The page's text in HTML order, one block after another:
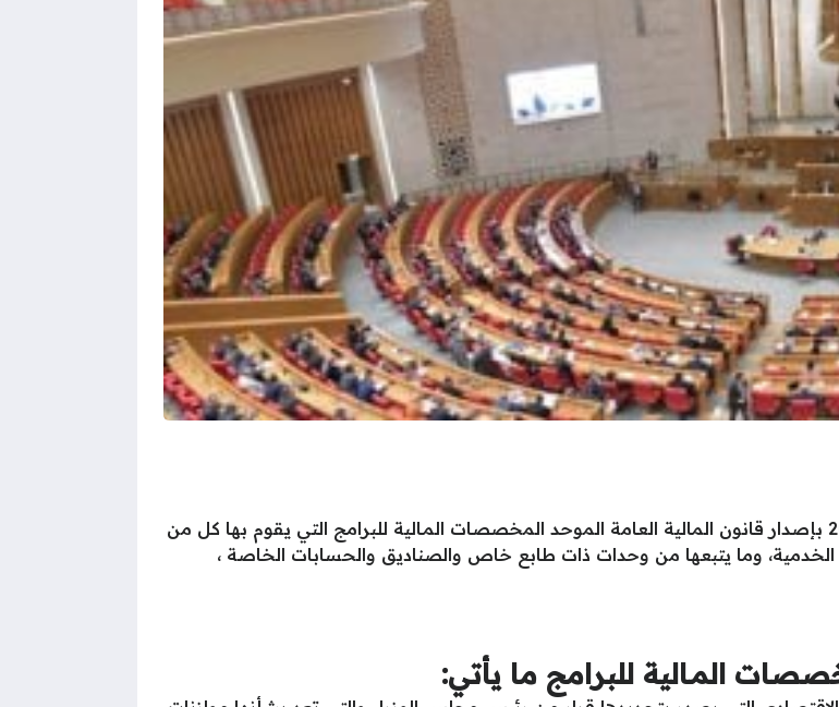
تتضمن الموازنة العامة للدولة وفقا لقانون رقم 6 لسنة 2022 بإصدار قانون المالية العامة الموحد المخصصات المـالية للبرامج التي يقوم بها كل من
الخدمية، وما يتبعها من وحدات ذات طابع خاص والصناديق والحسابات الخاصة ،
المـالية للبرامج ما يأتي: